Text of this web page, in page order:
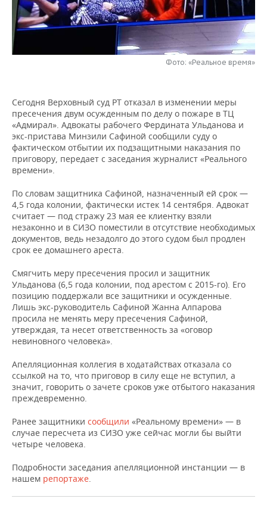
НЕФТЕХИМИЯ
НЕФТЬ
ОПК
РОЗНИЧНАЯ ТОРГОВЛЯ
НОВОСТИ ТЕХНОЛОГИЙ
ТЕЛЕКОММУНИКАЦИИ
МЕРОПРИЯТИЯ
НОВОСТИ МЕРОПРИЯТИЙ
БИЗНЕС-БРАНЧИ
ONLINE-КОНФЕРЕНЦИИ
ОТКРЫТАЯ ЛЕКЦИЯ
СПОРТ
ФУТБОЛ
ХОККЕЙ
БАСКЕТБОЛ
КИБЕРСПОРТ
ФИГУРНОЕ КАТАНИЕ
ВОДНЫЕ ВИДЫ СПОРТА
ХОККЕЙ С МЯЧОМ
НОВОСТИ ОБЩЕСТВА
ВЛАСТЬ
ИНФРАСТРУКТУРА
КУЛЬТУРА
МЕДИЦИНА
ОБРАЗОВАНИЕ
ПРОИСШЕСТВИЯ
ФОТОГАЛЕРЕЯ
СЮЖЕТЫ
СПРАВОЧНИК
СПИСОК КОМПАНИЙ
Фото: «Реальное время»
Сегодня Верховный суд РТ отказал в изменении меры
пресечения двум осужденным по делу о пожаре в ТЦ
«Адмирал». Адвокаты рабочего Фердината Ульданова и
экс-пристава Минзили Сафиной сообщили суду о
фактическом отбытии их подзащитными наказания по
приговору, передает с заседания журналист «Реального
времени».
По словам защитника Сафиной, назначенный ей срок —
4,5 года колонии, фактически истек 14 сентября. Адвокат
считает — под стражу 23 мая ее клиентку взяли
незаконно и в СИЗО поместили в отсутствие необходимых
документов, ведь незадолго до этого судом был продлен
срок ее домашнего ареста.
Смягчить меру пресечения просил и защитник
Ульданова (6,5 года колонии, под арестом с 2015-го). Его
позицию поддержали все защитники и осужденные.
Лишь экс-руководитель Сафиной Жанна Алпарова
просила не менять меру пресечения Сафиной,
утверждая, та несет ответственность за «оговор
невиновного человека».
Апелляционная коллегия в ходатайствах отказала со
ссылкой на то, что приговор в силу еще не вступил, а
значит, говорить о зачете сроков уже отбытого наказания
преждевременно.
Ранее защитники сообщили «Реальному времени» — в
случае пересчета из СИЗО уже сейчас могли бы выйти
четыре человека.
Подробности заседания апелляционной инстанции — в
нашем репортаже.